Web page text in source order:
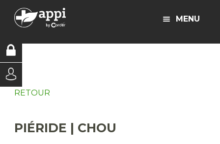
MENU
RETOUR
PIÉRIDE | CHOU